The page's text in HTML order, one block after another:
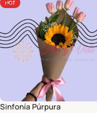
HOT
Sinfonía Púrpura